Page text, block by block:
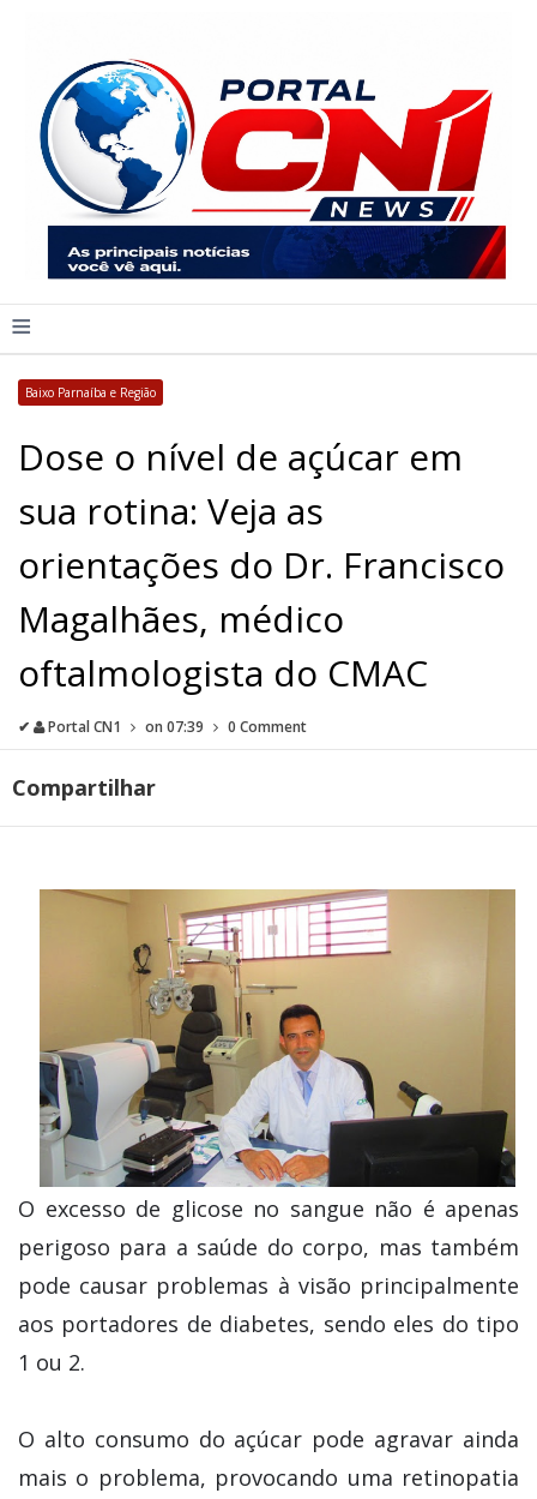
≡
Baixo Parnaíba e Região
Dose o nível de açúcar em
sua rotina: Veja as
orientações do Dr. Francisco
Magalhães, médico
oftalmologista do CMAC
✔ Portal CN1 on 07:39 0 Comment
Compartilhar
O excesso de glicose no sangue não é apenas
perigoso para a saúde do corpo, mas também
pode causar problemas à visão principalmente
aos portadores de diabetes, sendo eles do tipo
1 ou 2.
O alto consumo do açúcar pode agravar ainda
mais o problema, provocando uma retinopatia